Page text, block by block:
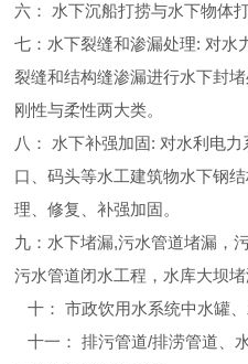
六： 水下沉船打捞与水下物体
七：水下裂缝和渗漏处理: 对水
裂缝和结构缝渗漏进行水下封
刚性与柔性两大类。
八： 水下补强加固: 对水利电
口、码头等水工建筑物水下钢
理、修复、补强加固。
九：水下堵漏,污水管道堵漏，
污水管道闭水工程，水库大坝堵
十： 市政饮用水系统中水罐
十一： 排污管道/排涝管道、